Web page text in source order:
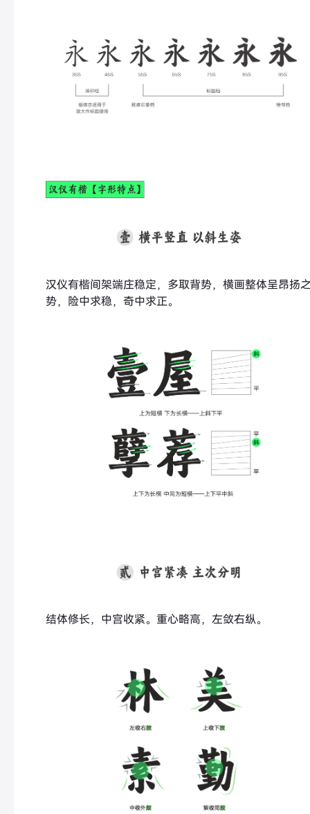
汉仪有楷间架端庄稳定，多取背势，横画整体呈昂扬
势，险中求稳，奇中求正。
结体修长，中宫收紧。重心略高，左敛右纵。